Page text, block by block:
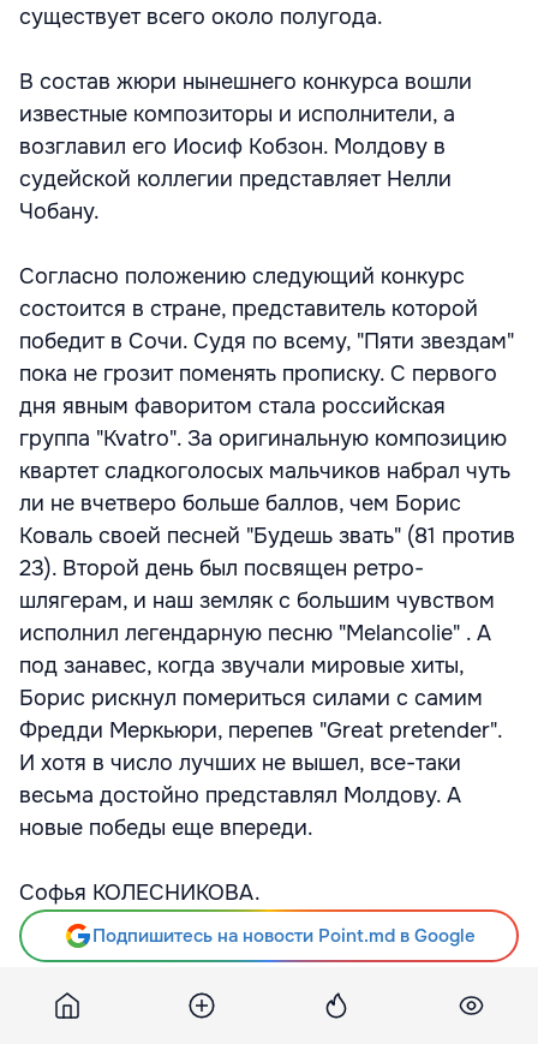
существует всего около полугода.
В состав жюри нынешнего конкурса вошли
известные композиторы и исполнители, а
возглавил его Иосиф Кобзон. Молдову в
судейской коллегии представляет Нелли
Чобану.
Согласно положению следующий конкурс
состоится в стране, представитель которой
победит в Сочи. Судя по всему, "Пяти звездам"
пока не грозит поменять прописку. С первого
дня явным фаворитом стала российская
группа "Kvatro". За оригинальную композицию
квартет сладкоголосых мальчиков набрал чуть
ли не вчетверо больше баллов, чем Борис
Коваль своей песней "Будешь звать" (81 против
23). Второй день был посвящен ретро-
шлягерам, и наш земляк с большим чувством
исполнил легендарную песню "Melancolie" . А
под занавес, когда звучали мировые хиты,
Борис рискнул помериться силами с самим
Фредди Меркьюри, перепев "Great pretender".
И хотя в число лучших не вышел, все-таки
весьма достойно представлял Молдову. А
новые победы еще впереди.
Софья КОЛЕСНИКОВА.
Подпишитесь на новости Point.md в Google
Источник